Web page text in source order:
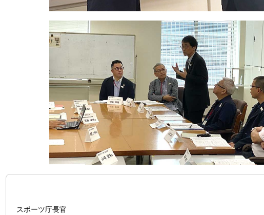
スポーツ庁長官